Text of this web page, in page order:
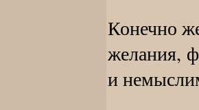
Конечно
желания,
и